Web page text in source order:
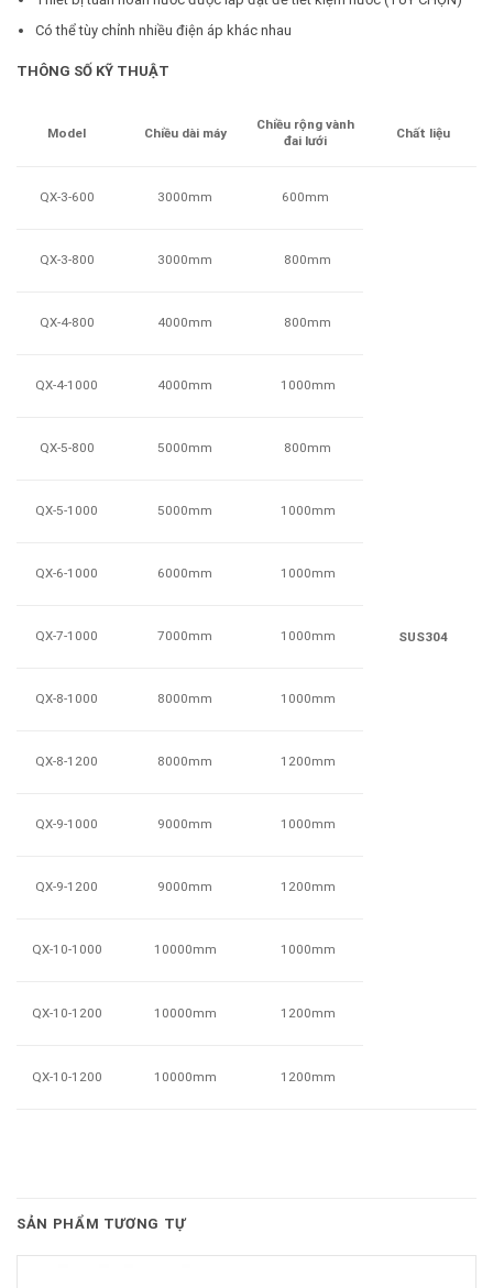
Có thể tùy chỉnh nhiều điện áp khác nhau
THÔNG SỐ KỸ THUẬT
Model Chiều dài máy
Chiều rộng vành
đai lưới
Chất liệu
QX-3-600 3000mm 600mm
SUS304
QX-3-800 3000mm 800mm
QX-4-800 4000mm 800mm
QX-4-1000 4000mm 1000mm
QX-5-800 5000mm 800mm
QX-5-1000 5000mm 1000mm
QX-6-1000 6000mm 1000mm
QX-7-1000 7000mm 1000mm
QX-8-1000 8000mm 1000mm
QX-8-1200 8000mm 1200mm
QX-9-1000 9000mm 1000mm
QX-9-1200 9000mm 1200mm
QX-10-1000 10000mm 1000mm
QX-10-1200 10000mm 1200mm
QX-10-1200 10000mm 1200mm
SẢN PHẨM TƯƠNG TỰ